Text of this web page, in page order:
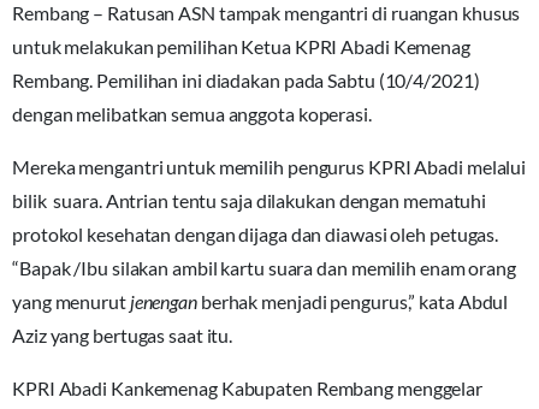
Rembang – Ratusan ASN tampak mengantri di ruangan khusus
untuk melakukan pemilihan Ketua KPRI Abadi Kemenag
Rembang. Pemilihan ini diadakan pada Sabtu (10/4/2021)
dengan melibatkan semua anggota koperasi.
Mereka mengantri untuk memilih pengurus KPRI Abadi melalui
bilik suara. Antrian tentu saja dilakukan dengan mematuhi
protokol kesehatan dengan dijaga dan diawasi oleh petugas.
“Bapak /Ibu silakan ambil kartu suara dan memilih enam orang
yang menurut jenenganberhak menjadi pengurus,” kata Abdul
Aziz yang bertugas saat itu.
KPRI Abadi Kankemenag Kabupaten Rembang menggelar